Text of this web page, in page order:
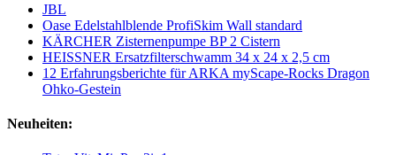
JBL
Oase Edelstahlblende ProfiSkim Wall standard
KÄRCHER Zisternenpumpe BP 2 Cistern
HEISSNER Ersatzfilterschwamm 34 x 24 x 2,5 cm
12 Erfahrungsberichte für ARKA myScape-Rocks Dragon
Ohko-Gestein
Neuheiten: